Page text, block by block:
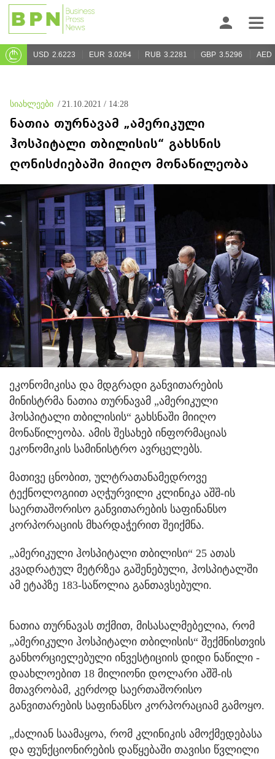
USD 2.6223 EUR 3.0264 RUB 3.2281 GBP 3.5296 AED
სიახლეები / 21.10.2021 / 14:28
ნათია თურნავამ „ამერიკული
ჰოსპიტალი თბილისის“ გახსნის
ღონისძიებაში მიიღო მონაწილეობა
ეკონომიკისა და მდგრადი განვითარების
მინისტრმა ნათია თურნავამ „ამერიკული
ჰოსპიტალი თბილისის“ გახსნაში მიიღო
მონაწილეობა. ამის შესახებ ინფორმაციას
ეკონომიკის სამინისტრო ავრცელებს.
მათივე ცნობით, ულტრათანამედროვე
ტექნოლოგიით აღჭურვილი კლინიკა აშშ-ის
საერთაშორისო განვითარების საფინანსო
კორპორაციის მხარდაჭერით შეიქმნა.
„ამერიკული ჰოსპიტალი თბილისი“ 25 ათას
კვადრატულ მეტრზეა გაშენებული, ჰოსპიტალში
ამ ეტაპზე 183-საწოლია განთავსებული.
ნათია თურნავას თქმით, მისასალმებელია, რომ
„ამერიკული ჰოსპიტალი თბილისის“ შექმნისთვის
განხორციელებული ინვესტიციის დიდი ნაწილი -
დაახლოებით 18 მილიონი დოლარი აშშ-ის
მთავრობამ, კერძოდ საერთაშორისო
განვითარების საფინანსო კორპორაციამ გამოყო.
„ძალიან საამაყოა, რომ კლინიკის ამოქმედებასა
და ფუნქციონირების დაწყებაში თავისი წვლილი